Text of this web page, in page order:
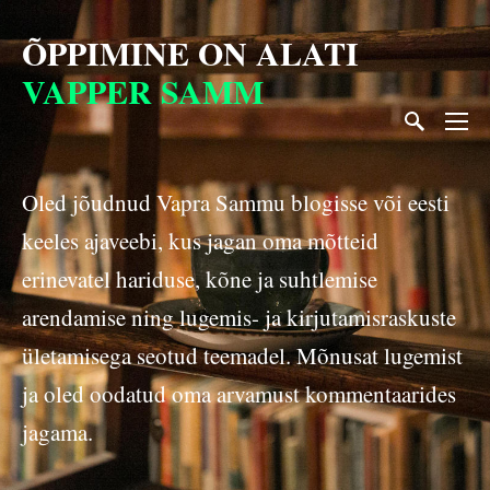
ÕPPIMINE ONALATI
VAPPER SAMM
Oled jõudnud Vapra Sammu blogisse või eesti
keeles ajaveebi, kus jagan oma mõtteid
erinevatel hariduse, kõne ja suhtlemise
arendamise ning lugemis- ja kirjutamisraskuste
ületamisega seotud teemadel. Mõnusat lugemist
ja oled oodatud oma arvamust kommentaarides
jagama.